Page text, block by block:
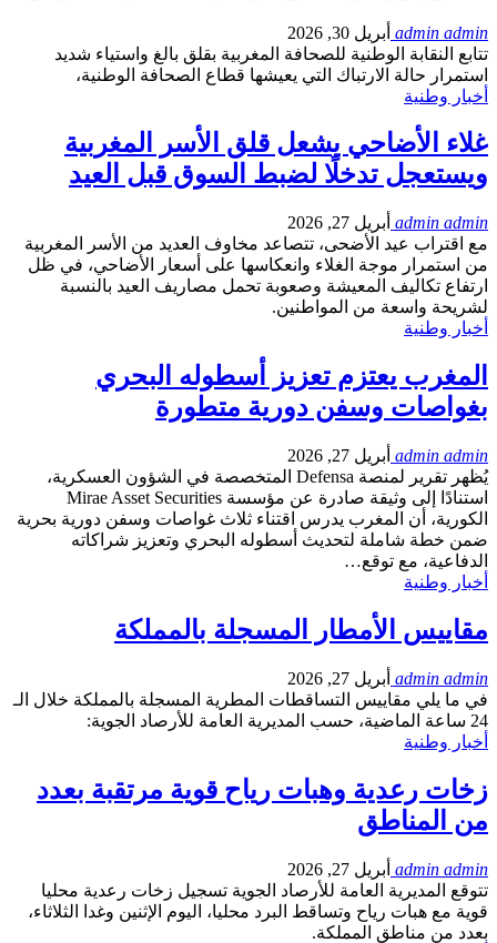
admin admin أبريل 30, 2026
تتابع النقابة الوطنية للصحافة المغربية بقلق بالغ واستياء شديد
استمرار حالة الارتباك التي يعيشها قطاع الصحافة الوطنية،
أخبار وطنية
غلاء الأضاحي يشعل قلق الأسر المغربية
ويستعجل تدخلًا لضبط السوق قبل العيد
admin admin أبريل 27, 2026
مع اقتراب عيد الأضحى، تتصاعد مخاوف العديد من الأسر المغربية
من استمرار موجة الغلاء وانعكاسها على أسعار الأضاحي، في ظل
ارتفاع تكاليف المعيشة وصعوبة تحمل مصاريف العيد بالنسبة
لشريحة واسعة من المواطنين.
أخبار وطنية
المغرب يعتزم تعزيز أسطوله البحري
بغواصات وسفن دورية متطورة
admin admin أبريل 27, 2026
يُظهر تقرير لمنصة Defensa المتخصصة في الشؤون العسكرية،
استنادًا إلى وثيقة صادرة عن مؤسسة Mirae Asset Securities
الكورية، أن المغرب يدرس اقتناء ثلاث غواصات وسفن دورية بحرية
ضمن خطة شاملة لتحديث أسطوله البحري وتعزيز شراكاته
الدفاعية، مع توقع…
أخبار وطنية
مقاييس الأمطار المسجلة بالمملكة
admin admin أبريل 27, 2026
في ما يلي مقاييس التساقطات المطرية المسجلة بالمملكة خلال الـ
24 ساعة الماضية، حسب المديرية العامة للأرصاد الجوية:
أخبار وطنية
زخات رعدية وهبات رياح قوية مرتقبة بعدد
من المناطق
admin admin أبريل 27, 2026
تتوقع المديرية العامة للأرصاد الجوية تسجيل زخات رعدية محليا
قوية مع هبات رياح وتساقط البرد محليا، اليوم الإثنين وغدا الثلاثاء،
بعدد من مناطق المملكة.